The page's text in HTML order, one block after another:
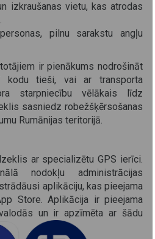
izkraušanas vietu, kas atrodas
pilnu sarakstu angļu
ir pienākums nodrošināt
kodu tieši, vai ar transporta
starpniecību vēlākais līdz
sasniedz robežšķērsošanas
Rumānijas teritorijā.
ar specializētu GPS ierīci.
nodokļu administrācijas
aplikāciju, kas pieejama
Store. Aplikācija ir pieejama
un ir apzīmēta ar šādu